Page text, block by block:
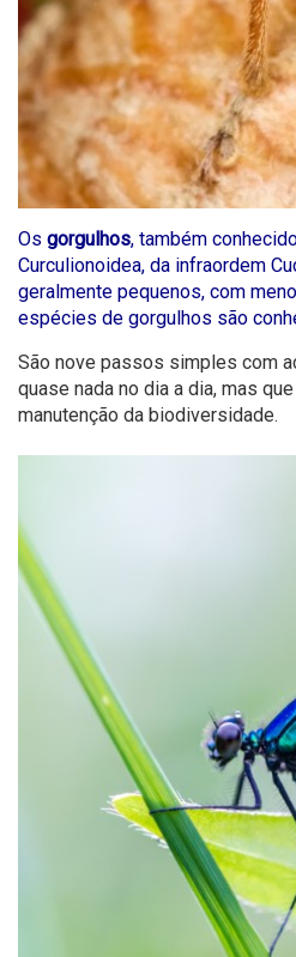
Os gorgulhos, também
Curculionoidea, da infraordem
geralmente pequenos, com
espécies de gorgulhos são
São nove passos simples com
quase nada no dia a dia, mas
manutenção da biodiversidade.